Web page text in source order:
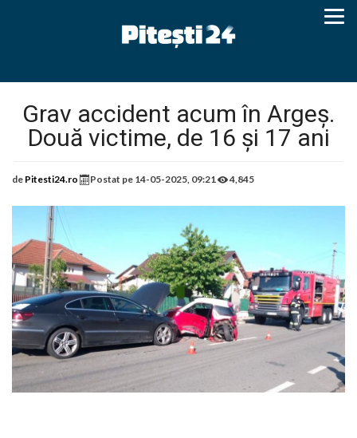
Grav accident acum în Argeș.
Două victime, de 16 și 17 ani
de Pitesti24.ro Postat pe 14-05-2025, 09:21 4,845